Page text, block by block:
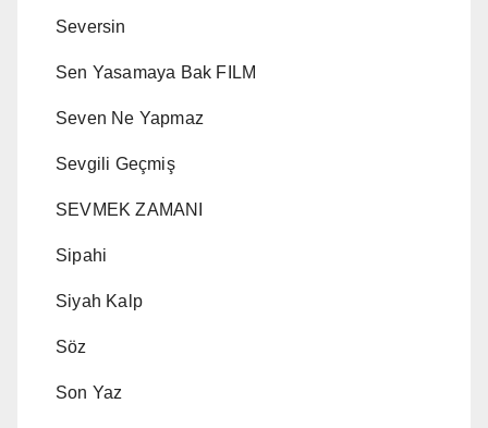
Seversin
Sen Yasamaya Bak FILM
Seven Ne Yapmaz
Sevgili Geçmiş
SEVMEK ZAMANI
Sipahi
Siyah Kalp
Söz
Son Yaz